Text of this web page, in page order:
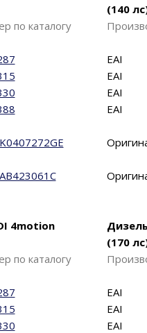
(140
по каталогу
EAI
EAI
EAI
EAI
4motion
(170
по каталогу
EAI
EAI
EAI